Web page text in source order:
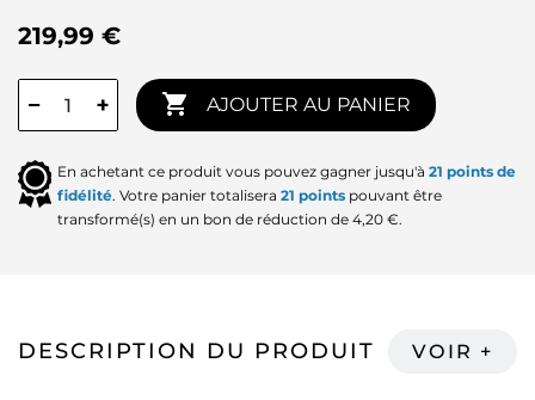
219,99 €
− +  AJOUTER AU PANIER
En achetant ce produit vous pouvez gagner jusqu'à 21 points de
fidélité. Votre panier totalisera 21 points pouvant être
transformé(s) en un bon de réduction de 4,20 €.
DESCRIPTION DU PRODUIT